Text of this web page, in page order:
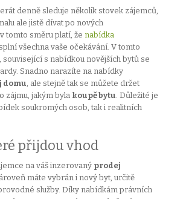
denně sleduje několik stovek zájemců,
ale jistě dívat po nových
tomto směru platí, že nabídka
všechna vaše očekávání. V tomto
související s nabídkou novějších bytů se
Snadno narazíte na nabídky
domu, ale stejně tak se můžete držet
zájmu, jakým byla koupě bytu. Důležité je
soukromých osob, tak i realitních
přijdou vhod
na váš inzerovaný prodej
máte vybrán i nový byt, určitě
služby. Díky nabídkám právních